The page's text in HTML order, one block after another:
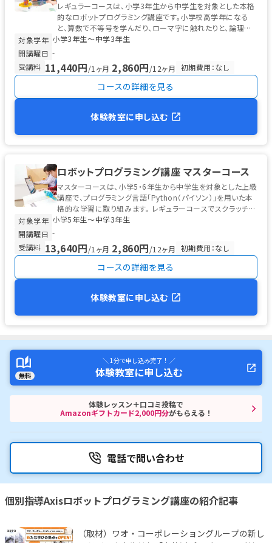
レギュラーコースは、小学3年生から中学生を対象とした本格
的なロボットプログラミング講座です。小学校高学年になる
と、算数で不等号を学んだり、ローマ字に触れたりと、論理的
な思考の土台が整う時期。 ...
対象学年 小学3年生〜中学3年生
開講曜日 -
受講料 11,440円/1ヶ月 2,860円/12ヶ月 初期費用：なし
コースの詳細を見る
体験教室に申し込む
ロボットプログラミング講座 マスターコース
マスターコースは、小学5・6年生から中学生を対象とした上級
講座で、プログラミング言語「Python（パイソン）」を用いた本
格的な学習に取り組みます。 レギュラーコースでスクラッチ型
プログラ...
対象学年 小学5年生〜中学3年生
開講曜日 -
受講料 13,640円/1ヶ月 2,860円/12ヶ月 初期費用：なし
コースの詳細を見る
体験教室に申し込む
無料
＼ 1分で申し込み完了！ ／
体験教室に申し込む
体験レッスン＋口コミ投稿で
Amazonギフトカード2,000円分がもらえる！
電話で問い合わせ
個別指導Axisロボットプログラミング講座の紹介記事
（取材）ワオ・コーポレーショングループの新し